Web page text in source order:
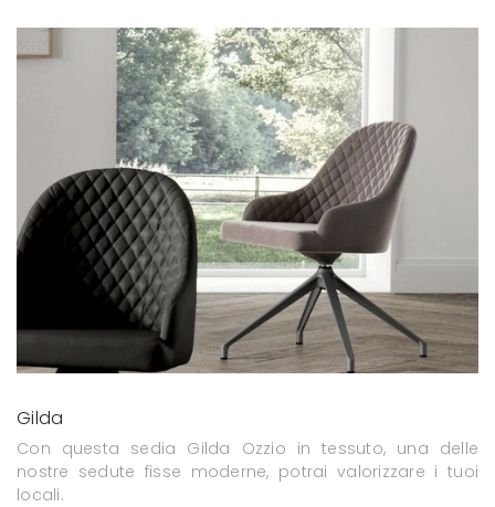
Gilda
Con questa sedia Gilda Ozzio in tessuto, una delle
nostre sedute fisse moderne, potrai valorizzare i tuoi
locali.